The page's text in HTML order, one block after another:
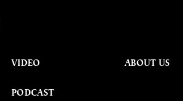
VIDEO
PODCAST
ABOUT US